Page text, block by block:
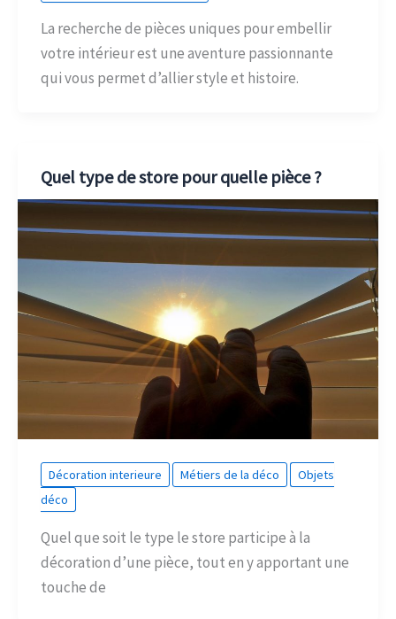
La recherche de pièces uniques pour embellir
votre intérieur est une aventure passionnante
qui vous permet d’allier style et histoire.
Quel type de store pour quelle pièce ?
Décoration interieure Métiers de la déco
Objets
déco
Quel que soit le type le store participe à la
décoration d’une pièce, tout en y apportant une
touche de